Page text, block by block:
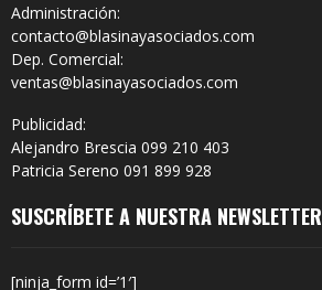
Administración:
contacto@blasinayasociados.com
Dep. Comercial:
ventas@blasinayasociados.com
Publicidad:
Alejandro Brescia 099 210 403
Patricia Sereno 091 899 928
SUSCRÍBETE A NUESTRA NEWSLETTER
[ninja_form id=’1′]